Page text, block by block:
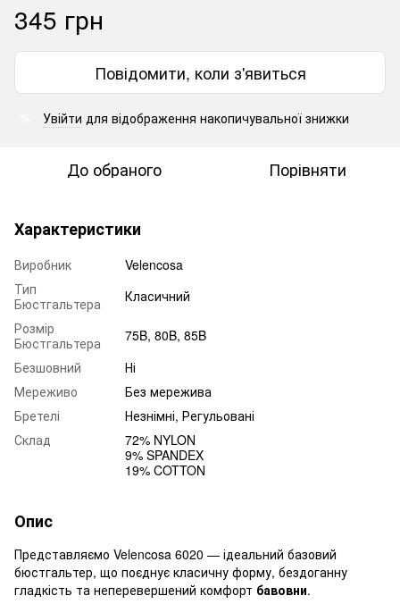
345 грн
Повідомити, коли з'явиться
Увійти для відображення накопичувальної знижки
До обраного Порівняти
Характеристики
Виробник
Velencosa
Тип
Бюстгальтера
Класичний
Розмір
Бюстгальтера
75B, 80B, 85B
Безшовний
Ні
Мереживо
Без мережива
Бретелі
Незнімні, Регульовані
Склад
72% NYLON
9% SPANDEX
19% COTTON
Опис
Представляємо Velencosa 6020 — ідеальний базовий
бюстгальтер, що поєднує класичну форму, бездоганну
гладкість та неперевершений комфорт бавовни.